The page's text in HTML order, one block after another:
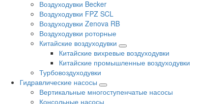
Воздуходувки Becker
Воздуходувки FPZ SCL
Воздуходувки Zenova RB
Воздуходувки роторные
Китайские воздуходувки
Китайские вихревые воздуходувки
Китайские промышленные воздуходувки
Турбовоздуходувки
Гидравлические насосы
Вертикальные многоступенчатые насосы
Консольные насосы